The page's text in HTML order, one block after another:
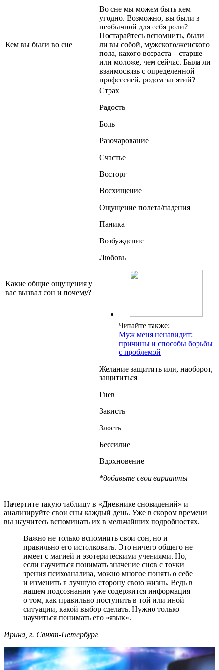
Кем вы были во сне
Во сне мы можем быть кем
угодно. Возможно, вы были в
необычной для себя роли?
Постарайтесь вспомнить, были
ли вы собой, мужского/женского
пола, какого возраста – старше
или моложе, чем сейчас. Была ли
взаимосвязь с определенной
профессией, родом занятий?
Какие общие ощущения у
вас вызвал сон и почему?
Страх
Радость
Боль
Разочарование
Счастье
Восторг
Восхищение
Ощущение полета/падения
Паника
Возбуждение
Любовь
Читайте также:
Муж меня ненавидит:
причины и способы борьбы
с проблемой
Желание защитить или, наоборот,
защититься
Гнев
Зависть
Злость
Бессилие
Вдохновение
*добавьте свои варианты
Начертите такую таблицу в «Дневнике сновидений» и
анализируйте свои сны каждый день. Уже в скором времени
вы научитесь вспоминать их в мельчайших подробностях.
Важно не только вспомнить свой сон, но и
правильно его истолковать. Это ничего общего не
имеет с магией и эзотерическими учениями. Но,
если научиться понимать значение снов с точки
зрения психоанализа, можно многое понять о себе
и изменить в лучшую сторону свою жизнь. Ведь в
нашем подсознании уже содержится информация
о том, как правильно поступить в той или иной
ситуации, какой выбор сделать. Нужно только
научиться понимать его «язык».
Ирина, г. Санкт-Петербург